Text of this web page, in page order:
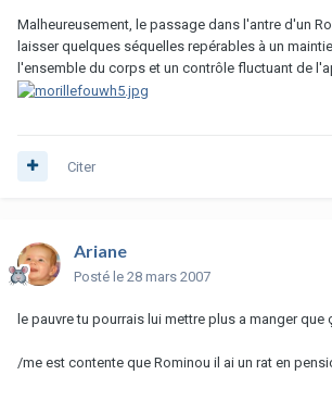
Malheureusement, le passage dans l'antre d'un
laisser quelques séquelles repérables à un
l'ensemble du corps et un contrôle fluctuant de
Citer
Ariane
Posté le 28 mars 2007
le pauvre tu pourrais lui mettre plus a manger que
/me est contente que Rominou il ai un rat en